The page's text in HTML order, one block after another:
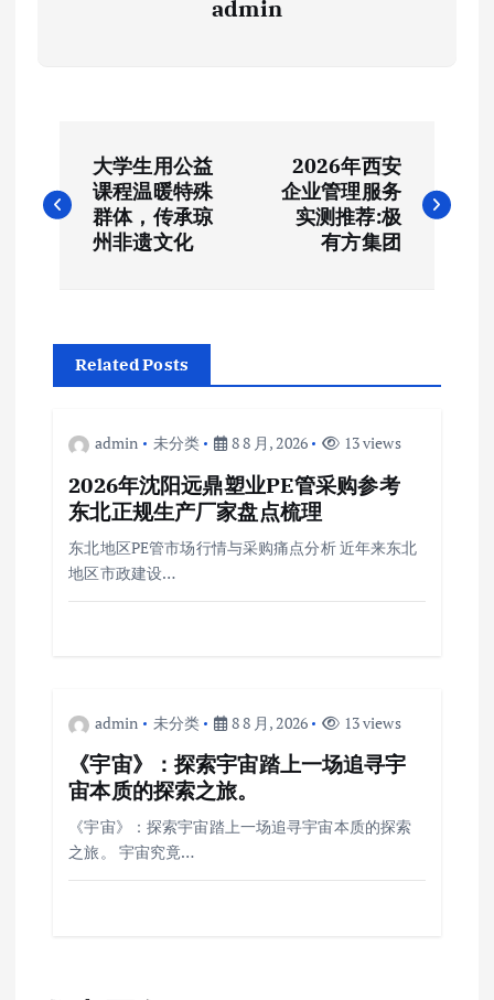
admin
章
大学生用公益
课程温暖特殊
群体，传承琼
州非遗文化
2026年西安
企业管理服务
实测推荐:极
有方集团
Related Posts
admin 未分类 8 8 月, 2026 13 views
2026年沈阳远鼎塑业PE管采购参考
东北正规生产厂家盘点梳理
东北地区PE管市场行情与采购痛点分析 近年来东北
地区市政建设…
admin 未分类 8 8 月, 2026 13 views
《宇宙》：探索宇宙踏上一场追寻宇
宙本质的探索之旅。
《宇宙》：探索宇宙踏上一场追寻宇宙本质的探索
之旅。 宇宙究竟…